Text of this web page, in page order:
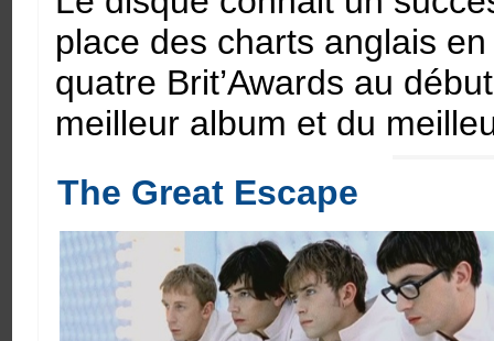
place des charts anglais
quatre Brit’Awards au
meilleur album et du
The Great Escape